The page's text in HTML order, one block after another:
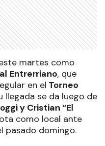
martes como
Entrerriano, que
en el Torneo
llegada se da luego de
y Cristian “El
como local ante
pasado domingo.